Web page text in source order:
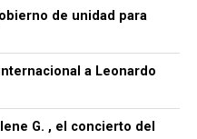
de unidad para
a Leonardo
G. , el concierto del